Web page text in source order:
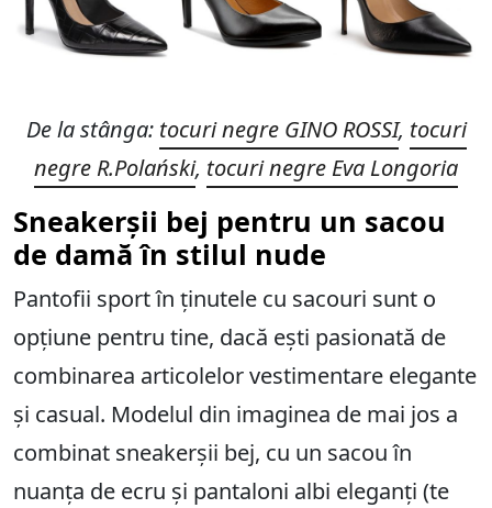
De la stânga: tocuri negre GINO ROSSI, tocuri
negre R.Polański, tocuri negre Eva Longoria
Sneakerșii bej pentru un sacou
de damă în stilul nude
Pantofii sport în ținutele cu sacouri sunt o
opțiune pentru tine, dacă ești pasionată de
combinarea articolelor vestimentare elegante
și casual. Modelul din imaginea de mai jos a
combinat sneakerșii bej, cu un sacou în
nuanța de ecru și pantaloni albi eleganți (te